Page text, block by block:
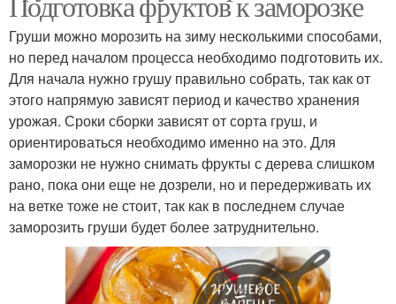
Груши можно морозить на зиму несколькими способами,
но перед началом процесса необходимо подготовить их.
Для начала нужно грушу правильно собрать, так как от
этого напрямую зависят период и качество хранения
урожая. Сроки сборки зависят от сорта груш, и
ориентироваться необходимо именно на это. Для
заморозки не нужно снимать фрукты с дерева слишком
рано, пока они еще не дозрели, но и передерживать их
на ветке тоже не стоит, так как в последнем случае
заморозить груши будет более затруднительно.